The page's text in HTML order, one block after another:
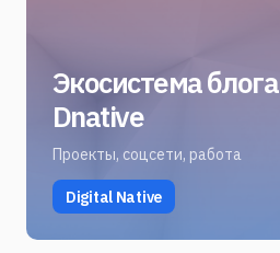
Экосистема блога
Dnative
Проекты, соцсети, работа
Digital Native